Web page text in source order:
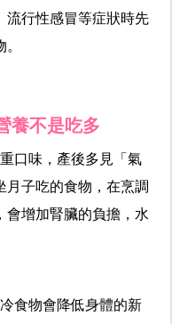
流行性感冒等症狀時先
養不是吃多
口味，產後多見「氣
月子吃的食物，在烹調
會增加腎臟的負擔，水
食物會降低身體的新